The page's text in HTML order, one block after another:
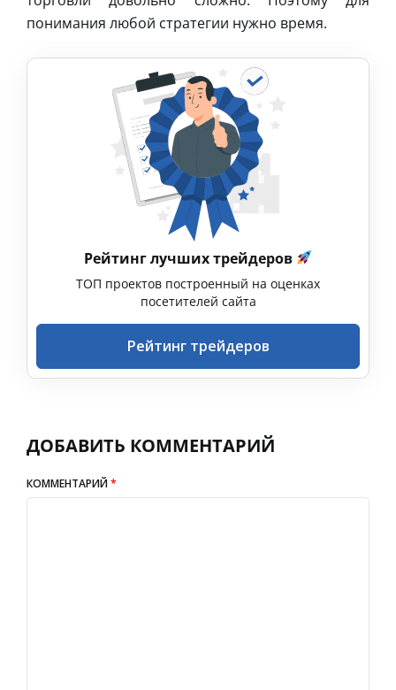
понимания любой стратегии нужно время.
Рейтинг лучших трейдеров
ТОП проектов построенный на оценках
посетителей сайта
Рейтинг трейдеров
ДОБАВИТЬ КОММЕНТАРИЙ
КОММЕНТАРИЙ*